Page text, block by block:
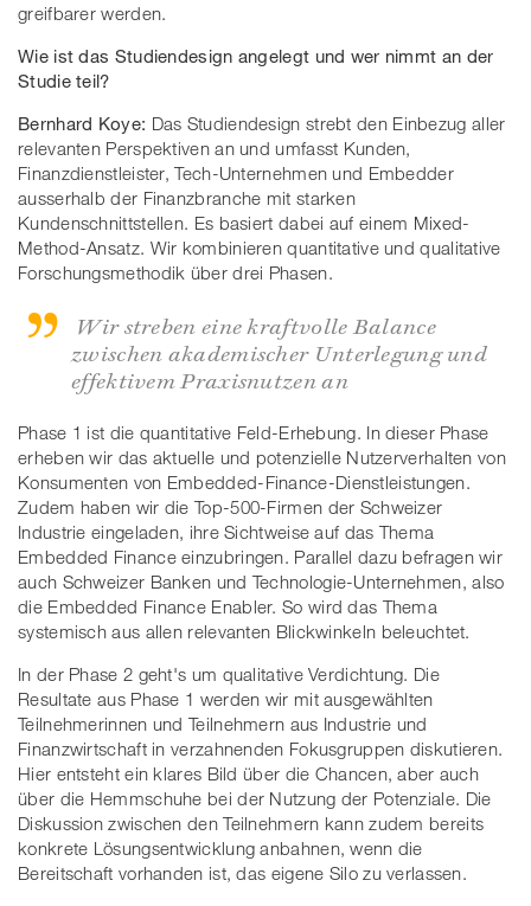
greifbarer werden.
Wie ist das Studiendesign angelegt und wer nimmt an der
Studie teil?
Bernhard Koye: Das Studiendesign strebt den Einbezug aller
relevanten Perspektiven an und umfasst Kunden,
Finanzdienstleister, Tech-Unternehmen und Embedder
ausserhalb der Finanzbranche mit starken
Kundenschnittstellen. Es basiert dabei auf einem Mixed-
Method-Ansatz. Wir kombinieren quantitative und qualitative
Forschungsmethodik über drei Phasen.
Wir streben eine kraftvolle Balance
zwischen akademischer Unterlegung und
effektivem Praxisnutzen an
Phase 1 ist die quantitative Feld-Erhebung. In dieser Phase
erheben wir das aktuelle und potenzielle Nutzerverhalten von
Konsumenten von Embedded-Finance-Dienstleistungen.
Zudem haben wir die Top-500-Firmen der Schweizer
Industrie eingeladen, ihre Sichtweise auf das Thema
Embedded Finance einzubringen. Parallel dazu befragen wir
auch Schweizer Banken und Technologie-Unternehmen, also
die Embedded Finance Enabler. So wird das Thema
systemisch aus allen relevanten Blickwinkeln beleuchtet.
In der Phase 2 geht's um qualitative Verdichtung. Die
Resultate aus Phase 1 werden wir mit ausgewählten
Teilnehmerinnen und Teilnehmern aus Industrie und
Finanzwirtschaft in verzahnenden Fokusgruppen diskutieren.
Hier entsteht ein klares Bild über die Chancen, aber auch
über die Hemmschuhe bei der Nutzung der Potenziale. Die
Diskussion zwischen den Teilnehmern kann zudem bereits
konkrete Lösungsentwicklung anbahnen, wenn die
Bereitschaft vorhanden ist, das eigene Silo zu verlassen.